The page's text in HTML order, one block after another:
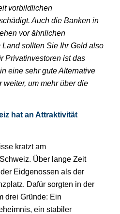
vorbildlichen
Auch die Banken in
vor ähnlichen
sollten Sie Ihr Geld also
Privatinvestoren ist das
eine sehr gute Alternative
um mehr über die
hat an Attraktivität
kratzt am
Über lange Zeit
Eidgenossen als der
Dafür sorgten in der
drei Gründe: Ein
ein stabiler